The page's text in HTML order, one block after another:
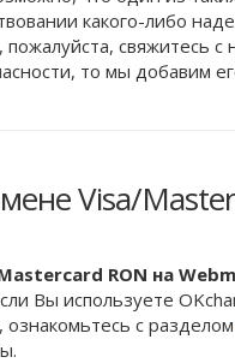
какого-либо
, пожалуйста, свяжитесь с
то мы добавим
Visa/
RON на
Вы используете
с разделом